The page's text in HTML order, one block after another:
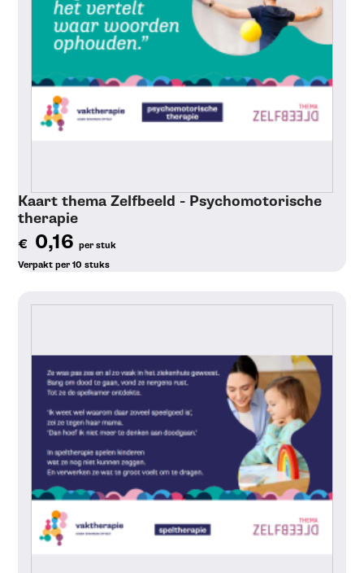
Kaart thema Zelfbeeld - Psychomotorische
therapie
€ 0,16per stuk
Verpakt per 10 stuks